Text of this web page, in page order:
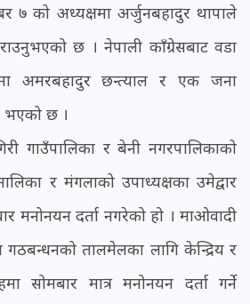
७ को अध्यक्षमा अर्जुनबहादुर थापाले
गराउनुभएको छ । नेपाली काँग्रेसबाट वडा
अमरबहादुर छन्त्याल र एक जना
भएको छ ।
गाउँपालिका र बेनी नगरपालिकाको
र मंगलाको उपाध्यक्षका उमेद्वार
मनोनयन दर्ता नगरेको हो । माओवादी
गठबन्धनको तालमेलका लागि केन्द्रिय र
सोमबार मात्र मनोनयन दर्ता गर्ने